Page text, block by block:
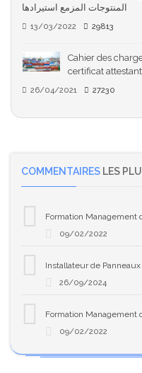
المنتوجات المزمع استيرادها
13/03/2022 29813
Cahier des
certificat
26/04/2021 27230
COMMENTAIRES LES
Formation Management
09/02/2022
26/09/2024
Formation Management
09/02/2022